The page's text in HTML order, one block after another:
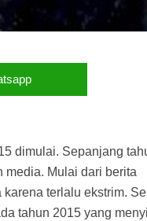
dimulai. Sepanjang
media. Mulai dari berita
terlalu ekstrim.
tahun 2015 yang